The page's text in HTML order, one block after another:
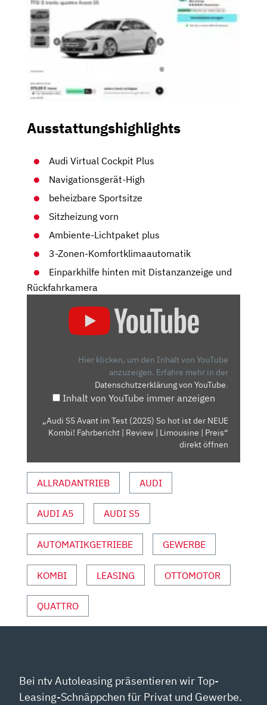
Ausstattungshighlights
Audi Virtual Cockpit Plus
Navigationsgerät-High
beheizbare Sportsitze
Sitzheizung vorn
Ambiente-Lichtpaket plus
3-Zonen-Komfortklimaautomatik
Einparkhilfe hinten mit Distanzanzeige und
Rückfahrkamera
FAHRBERICHT
REVIEW
PREIS“
VON
YOUTUBE
ANZEIGEN
Hier klicken, um den Inhalt von YouTube
anzuzeigen. Erfahre mehr in der
Datenschutzerklärung von YouTube.
Inhalt von YouTube immer anzeigen
„Audi S5 Avant im Test (2025) So hot ist der NEUE
Kombi! Fahrbericht | Review | Limousine | Preis“
direkt öffnen
ALLRADANTRIEB AUDI
AUDI A5 AUDI S5
AUTOMATIKGETRIEBE GEWERBE
KOMBI LEASING OTTOMOTOR
QUATTRO
Bei ntv Autoleasing präsentieren wir Top-
Leasing-Schnäppchen für Privat und Gewerbe.